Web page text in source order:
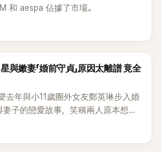
和 aespa 佔據了市場。
與嫩妻「婚前守貞」原因太離譜 竟全
去年與小11歲圈外女友鄭英琳步入婚
子的戀愛故事，笑稱兩人原本想享
店門口時竟被路人認出，還一路替